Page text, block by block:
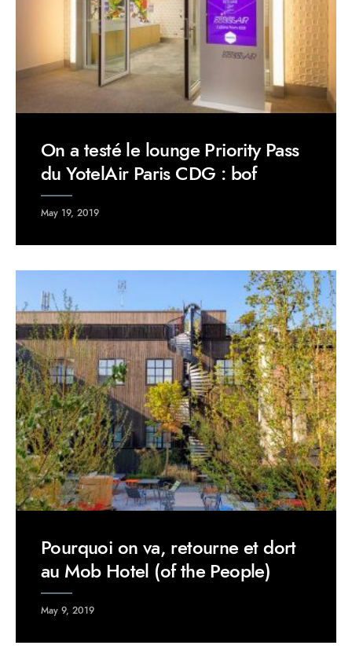
On a testé le lounge Priority Pass
du YotelAir Paris CDG : bof
May 19, 2019
Pourquoi on va, retourne et dort
au Mob Hotel (of the People)
May 9, 2019